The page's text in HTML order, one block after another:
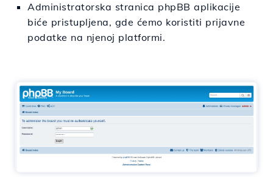
Administratorska stranica phpBB aplikacije
biće pristupljena, gde ćemo koristiti prijavne
podatke na njenoj platformi.